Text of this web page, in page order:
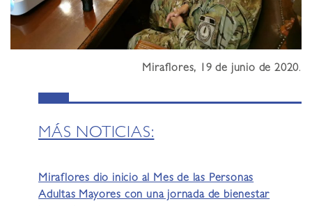
Miraflores, 19 de junio de 2020.
MÁS NOTICIAS:
Miraflores dio inicio al Mes de las Personas
Adultas Mayores con una jornada de bienestar